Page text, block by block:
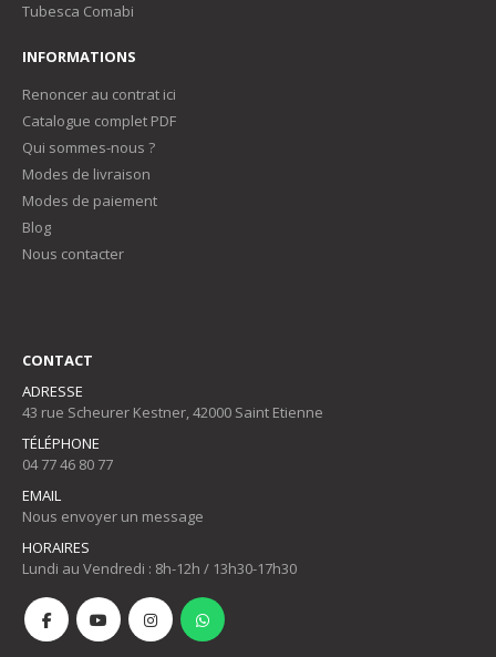
Tubesca Comabi
INFORMATIONS
Renoncer au contrat ici
Catalogue complet PDF
Qui sommes-nous ?
Modes de livraison
Modes de paiement
Blog
Nous contacter
CONTACT
ADRESSE
43 rue Scheurer Kestner, 42000 Saint Etienne
TÉLÉPHONE
04 77 46 80 77
EMAIL
Nous envoyer un message
HORAIRES
Lundi au Vendredi : 8h-12h / 13h30-17h30